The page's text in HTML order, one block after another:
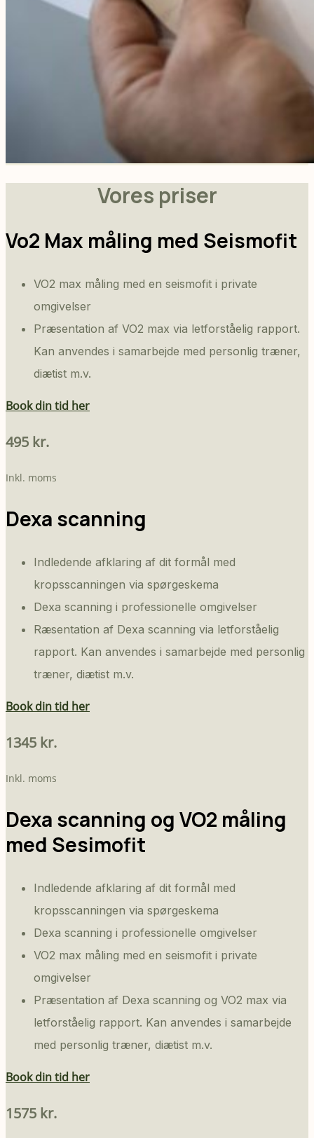
Vores priser
Vo2 Max måling med Seismofit
VO2 max måling med en seismofit i private
omgivelser
Præsentation af VO2 max via letforståelig rapport.
Kan anvendes i samarbejde med personlig træner,
diætist m.v.
Book din tid her
495 kr.
Inkl. moms
Dexa scanning
Indledende afklaring af dit formål med
kropsscanningen via spørgeskema
Dexa scanning i professionelle omgivelser
Ræsentation af Dexa scanning via letforståelig
rapport. Kan anvendes i samarbejde med personlig
træner, diætist m.v.
Book din tid her
1345 kr.
Inkl. moms
Dexa scanning og VO2 måling
med Sesimofit
Indledende afklaring af dit formål med
kropsscanningen via spørgeskema
Dexa scanning i professionelle omgivelser
VO2 max måling med en seismofit i private
omgivelser
Præsentation af Dexa scanning og VO2 max via
letforståelig rapport. Kan anvendes i samarbejde
med personlig træner, diætist m.v.
Book din tid her
1575 kr.